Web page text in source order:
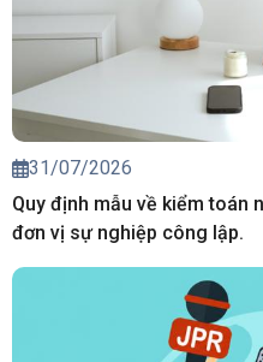
31/07/2026
Quy định mẫu về kiểm toán
đơn vị sự nghiệp công lập.